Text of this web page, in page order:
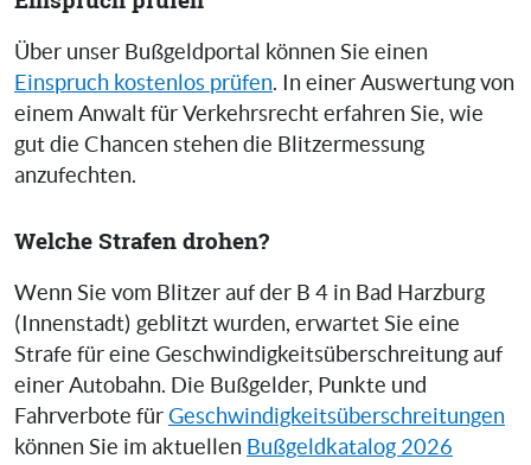
Über unser Bußgeldportal können Sie einen
Einspruch kostenlos prüfen. In einer Auswertung von
einem Anwalt für Verkehrsrecht erfahren Sie, wie
gut die Chancen stehen die Blitzermessung
anzufechten.
Welche Strafen drohen?
Wenn Sie vom Blitzer auf der B 4 in Bad Harzburg
(Innenstadt) geblitzt wurden, erwartet Sie eine
Strafe für eine Geschwindigkeitsüberschreitung auf
einer Autobahn. Die Bußgelder, Punkte und
Fahrverbote für Geschwindigkeitsüberschreitungen
können Sie im aktuellen Bußgeldkatalog 2026